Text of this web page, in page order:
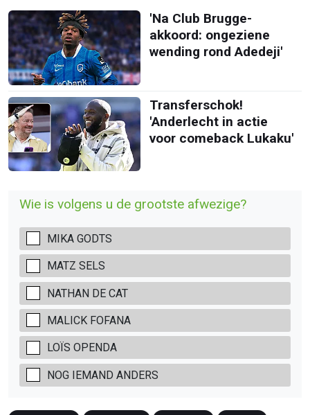
'Na Club Brugge-
akkoord: ongeziene
wending rond Adedeji'
Transferschok!
'Anderlecht in actie
voor comeback Lukaku'
Wie is volgens u de grootste afwezige?
MIKA GODTS
MATZ SELS
NATHAN DE CAT
MALICK FOFANA
LOÏS OPENDA
NOG IEMAND ANDERS